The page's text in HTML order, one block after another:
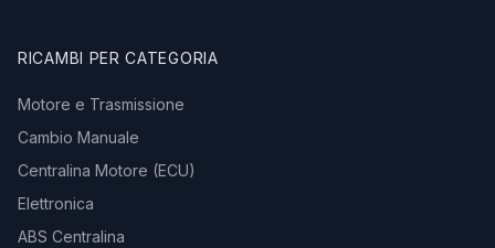
RICAMBI PER CATEGORIA
Motore e Trasmissione
Cambio Manuale
Centralina Motore (ECU)
Elettronica
ABS Centralina